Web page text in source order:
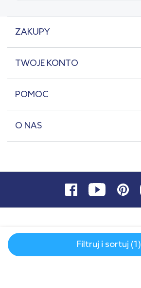
ZAKUPY
TWOJE KONTO
POMOC
O NAS
Filtruj i sortuj (1)